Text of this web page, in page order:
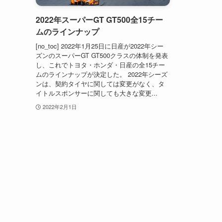
2022年スーパーGT GT500全15チー
ムのラインナップ
[no_toc] 2022年1月25日に日産が2022年シー
ズンのスーパーGT GT500クラスの体制を発表
し、これでトヨタ・ホンダ・日産の全15チー
ムのラインナップが決定した。 2022年シーズ
ンは、契約タイヤに関しては変更がなく、タ
イトルスポンサーに関しても大きな変更...
2022年2月1日